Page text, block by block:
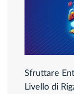
Sfruttare
Livello di